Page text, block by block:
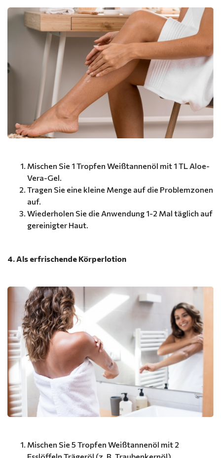
Mischen Sie 1 Tropfen Weißtannenöl mit 1 TL Aloe-
Vera-Gel.
Tragen Sie eine kleine Menge auf die Problemzonen
auf.
Wiederholen Sie die Anwendung 1-2 Mal täglich auf
gereinigter Haut.
4. Als erfrischende Körperlotion
Mischen Sie 5 Tropfen Weißtannenöl mit 2